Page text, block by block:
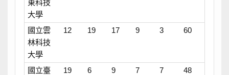
東科技
大學
國立雲
林科技
大學
12 19 17 9 3 60
國立臺
19 6 9 7 7 48